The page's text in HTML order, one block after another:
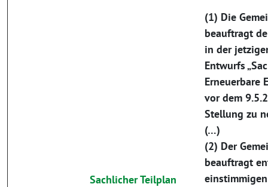
Sachlicher Teilplan
(1) Die
beauftragt
in der
Entwurfs
Erneuerbare
vor dem
Stellung zu
(…)
(2) Der
beauftragt